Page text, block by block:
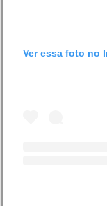
Ver essa foto no